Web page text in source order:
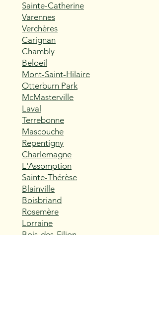
Sainte-Catherine
Varennes
Verchères
Carignan
Chambly
Beloeil
Mont-Saint-Hilaire
Otterburn Park
McMasterville
Laval
Terrebonne
Mascouche
Repentigny
Charlemagne
L'Assomption
Sainte-Thérèse
Blainville
Boisbriand
Rosemère
Lorraine
Bois-des-Filion